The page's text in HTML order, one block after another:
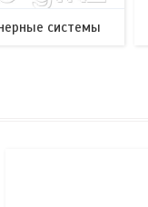
системы